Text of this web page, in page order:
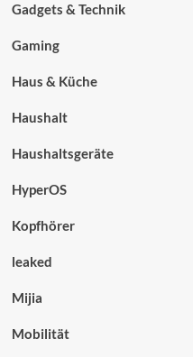
Gadgets & Technik
Gaming
Haus & Küche
Haushalt
Haushaltsgeräte
HyperOS
Kopfhörer
leaked
Mijia
Mobilität